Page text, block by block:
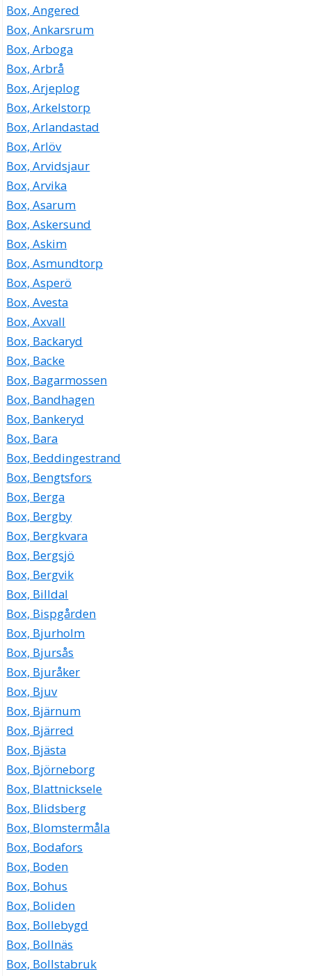
Box, Angered
Box, Ankarsrum
Box, Arboga
Box, Arbrå
Box, Arjeplog
Box, Arkelstorp
Box, Arlandastad
Box, Arlöv
Box, Arvidsjaur
Box, Arvika
Box, Asarum
Box, Askersund
Box, Askim
Box, Asmundtorp
Box, Asperö
Box, Avesta
Box, Axvall
Box, Backaryd
Box, Backe
Box, Bagarmossen
Box, Bandhagen
Box, Bankeryd
Box, Bara
Box, Beddingestrand
Box, Bengtsfors
Box, Berga
Box, Bergby
Box, Bergkvara
Box, Bergsjö
Box, Bergvik
Box, Billdal
Box, Bispgården
Box, Bjurholm
Box, Bjursås
Box, Bjuråker
Box, Bjuv
Box, Bjärnum
Box, Bjärred
Box, Bjästa
Box, Björneborg
Box, Blattnicksele
Box, Blidsberg
Box, Blomstermåla
Box, Bodafors
Box, Boden
Box, Bohus
Box, Boliden
Box, Bollebygd
Box, Bollnäs
Box, Bollstabruk